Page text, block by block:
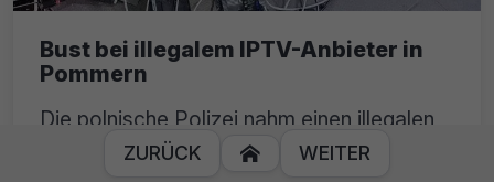
Bust bei illegalem IPTV-Anbieter in
Pommern
Die polnische Polizei nahm einen illegalen
IPTV-Anbieter in Bydgoszcz hoch. Auf ihn
ZURÜCK  WEITER